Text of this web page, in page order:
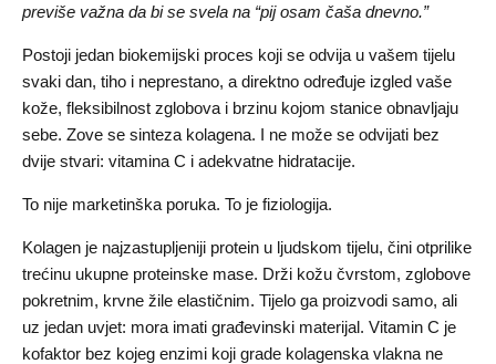
previše važna da bi se svela na “pij osam čaša dnevno.”
Postoji jedan biokemijski proces koji se odvija u vašem tijelu
svaki dan, tiho i neprestano, a direktno određuje izgled vaše
kože, fleksibilnost zglobova i brzinu kojom stanice obnavljaju
sebe. Zove se sinteza kolagena. I ne može se odvijati bez
dvije stvari: vitamina C i adekvatne hidratacije.
To nije marketinška poruka. To je fiziologija.
Kolagen je najzastupljeniji protein u ljudskom tijelu, čini otprilike
trećinu ukupne proteinske mase. Drži kožu čvrstom, zglobove
pokretnim, krvne žile elastičnim. Tijelo ga proizvodi samo, ali
uz jedan uvjet: mora imati građevinski materijal. Vitamin C je
kofaktor bez kojeg enzimi koji grade kolagenska vlakna ne